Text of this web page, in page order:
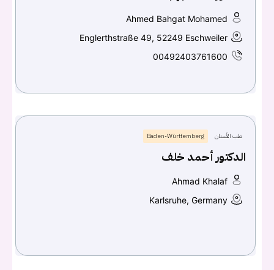
اسم المستخدم أو البريد الالكتروني
تسجيل الدخول
Don't have an account?
Continue withGoogle
Ahmed Bahgat Mohamed
Englerthstraße 49, 52249 Eschweiler
00492403761600
طب الأسنان Baden-Württemberg
الدكتور أحمد خلف
Ahmad Khalaf
Karlsruhe, Germany